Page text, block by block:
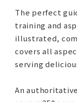
The perfect
training and
illustrated,
covers all
serving
An